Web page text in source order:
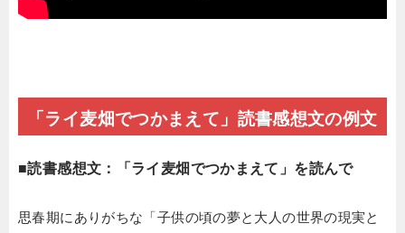
「ライ麦畑でつかまえて」読書感想文の例文
■読書感想文：「ライ麦畑でつかまえて」を読んで
思春期にありがちな「子供の頃の夢と大人の世界の現実と